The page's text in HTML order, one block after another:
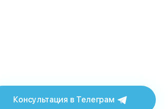
Консультация в Телеграм